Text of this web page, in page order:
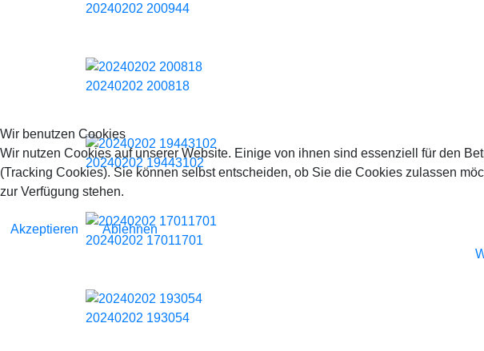
Wir benutzen Cookies
Wir nutzen Cookies auf unserer Website. Einige von ihnen sind essenziell für den
(Tracking Cookies). Sie können selbst entscheiden, ob Sie die Cookies zulassen
zur Verfügung stehen.
Akzeptieren
Ablehnen
20240202 200944
20240202 200818
20240202 19443102
20240202 17011701
20240202 193054